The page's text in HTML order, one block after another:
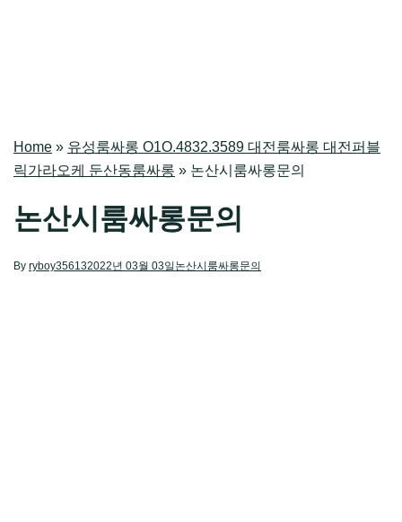
Home » 유성룸싸롱 O1O.4832.3589 대전룸싸롱 대전퍼블
릭가라오케 둔산동룸싸롱 » 논산시룸싸롱문의
논산시룸싸롱문의
By ryboy356132022년 03월 03일 논산시룸싸롱문의